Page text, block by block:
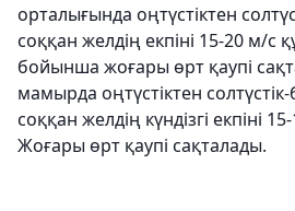
орталығында оңтүстіктен
соққан желдің екпіні 15-20 м/с
бойынша жоғары өрт қаупі
мамырда оңтүстіктен
соққан желдің күндізгі екпіні
Жоғары өрт қаупі сақталады.